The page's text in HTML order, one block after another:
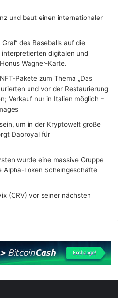
und baut einen internationalen
des Baseballs auf die
digitalen und
Wagner-Karte.
Pakete zum Thema „Das
und vor der Restaurierung
Verkauf nur in Italien möglich –
um in der Kryptowelt große
Daoroyal für
wurde eine massive Gruppe
Alpha-Token Scheingeschäfte
(CRV) vor seiner nächsten